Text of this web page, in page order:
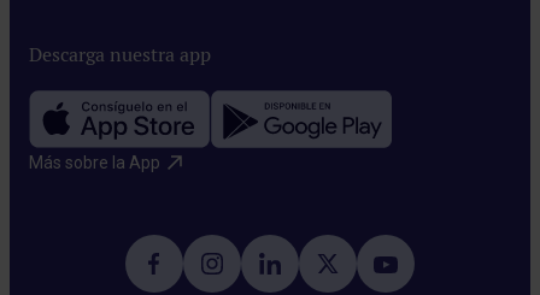
Descarga nuestra app
Más sobre la App​